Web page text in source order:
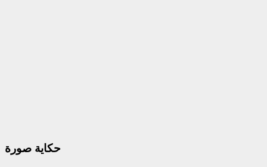
حكاية صورة